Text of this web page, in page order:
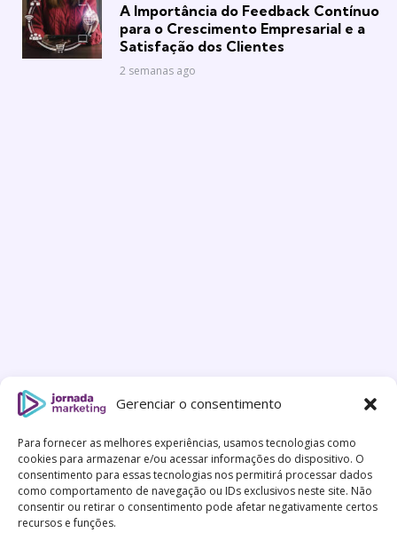
Gerenciar o consentimento
Para fornecer as melhores experiências, usamos tecnologias como
cookies para armazenar e/ou acessar informações do dispositivo. O
consentimento para essas tecnologias nos permitirá processar dados
como comportamento de navegação ou IDs exclusivos neste site. Não
consentir ou retirar o consentimento pode afetar negativamente certos
recursos e funções.
A Importância do Feedback Contínuo
para o Crescimento Empresarial e a
Satisfação dos Clientes
2 semanas ago